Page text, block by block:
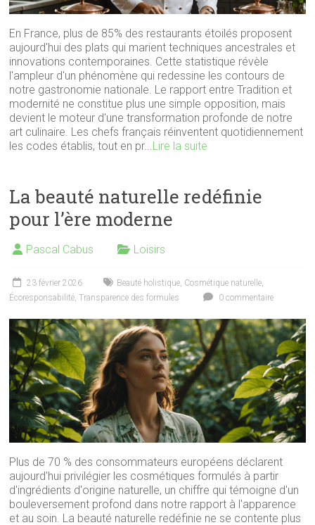
En France, plus de 85% des restaurants étoilés proposent
aujourd'hui des plats qui marient techniques ancestrales et
innovations contemporaines. Cette statistique révèle
l'ampleur d'un phénomène qui redessine les contours de
notre gastronomie nationale. Le rapport entre Tradition et
modernité ne constitue plus une simple opposition, mais
devient le moteur d'une transformation profonde de notre
art culinaire. Les chefs français réinventent quotidiennement
les codes établis, tout en pr...Lire la suite
La beauté naturelle redéfinie
pour l’ère moderne
Pascal Cabus Loisirs
23 février 2026 Beauté holistique, Cosmétique naturelle,
Écoresponsabilité,Transparence des formules 0 commentaire
Plus de 70 % des consommateurs européens déclarent
aujourd'hui privilégier les cosmétiques formulés à partir
d'ingrédients d'origine naturelle, un chiffre qui témoigne d'un
bouleversement profond dans notre rapport à l'apparence
et au soin. La beauté naturelle redéfinie ne se contente plus